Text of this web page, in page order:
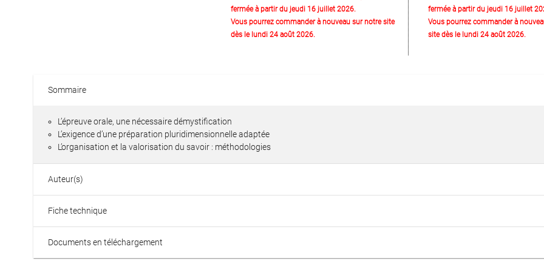
fermée à partir du jeudi 16 juillet 2026.
Vous pourrez commander à nouveau sur notre site
dès le lundi 24 août 2026.
fermée à partir du jeudi 16 juillet
Vous pourrez commander à
site dès le lundi 24 août 2026.
Sommaire
L’épreuve orale, une nécessaire démystification
L’exigence d’une préparation pluridimensionnelle adaptée
L’organisation et la valorisation du savoir : méthodologies
Auteur(s)
Fiche technique
Documents en téléchargement